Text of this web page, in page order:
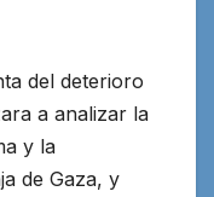
del deterioro
a analizar la
y la
de Gaza, y